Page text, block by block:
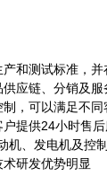
和测试标准，并
应链、分销及
，可以满足不同
提供24小时售
机、发电机及控
研发优势明显